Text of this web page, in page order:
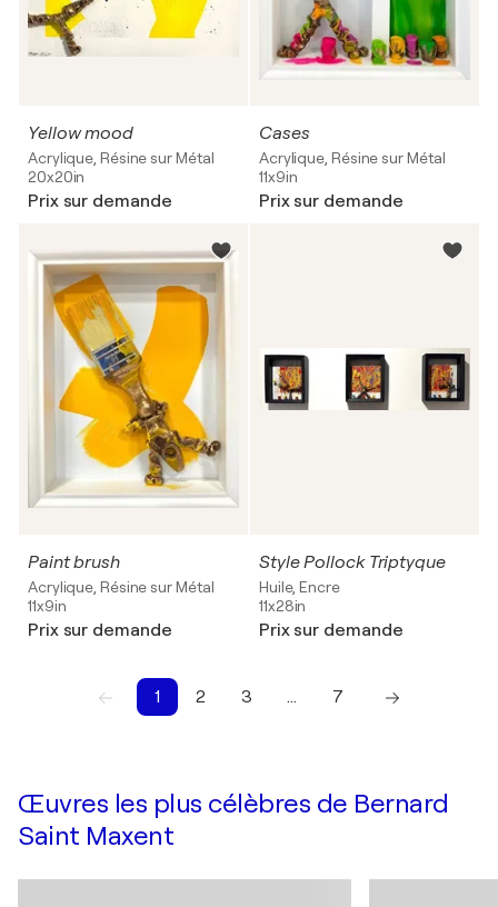
Yellow mood
Acrylique, Résine sur Métal
20x20in
Prix sur demande
Cases
Acrylique, Résine sur Métal
11x9in
Prix sur demande
Paint brush
Acrylique, Résine sur Métal
11x9in
Prix sur demande
Style Pollock Triptyque
Huile, Encre
11x28in
Prix sur demande
1 2 3 …
7
Œuvres les plus célèbres de Bernard
Saint Maxent